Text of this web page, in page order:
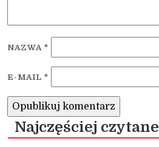
NAZWA *
E-MAIL *
Najczęściej czytane